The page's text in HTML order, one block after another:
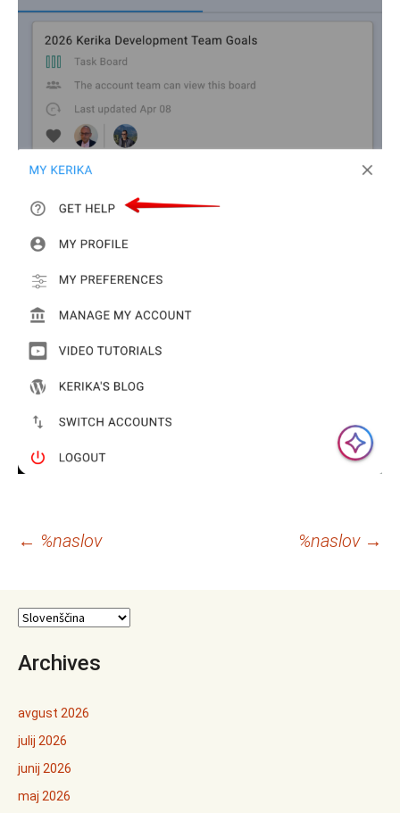
Krmarjenje
prispevkih
← %naslov %naslov →
Archives
avgust 2026
julij 2026
junij 2026
maj 2026